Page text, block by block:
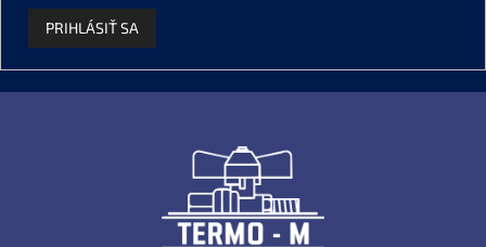
PRIHLÁSIŤ SA